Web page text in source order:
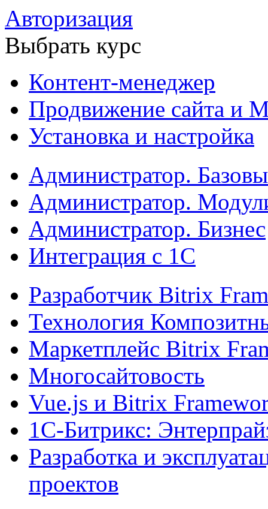
Авторизация
Выбрать курс
Контент-менеджер
Продвижение сайта и
Установка и настройка
Администратор.
Администратор.
Администратор. Бизнес
Интеграция с 1С
Разработчик Bitrix
Технология
Маркетплейс Bitrix
Многосайтовость
Vue.js и Bitrix
1С-Битрикс:
Разработка и
проектов